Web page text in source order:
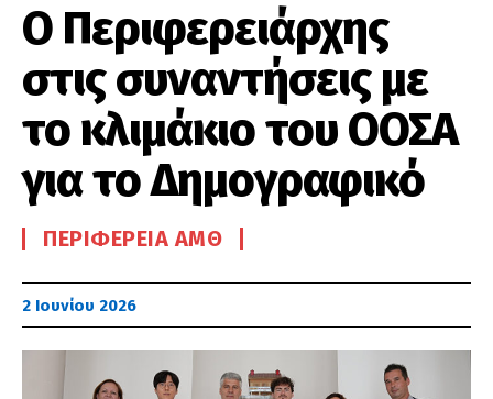
Ο Περιφερειάρχης
στις συναντήσεις με
το κλιμάκιο του ΟΟΣΑ
για το Δημογραφικό
ΠΕΡΙΦΈΡΕΙΑ ΑΜΘ
2 Ιουνίου 2026